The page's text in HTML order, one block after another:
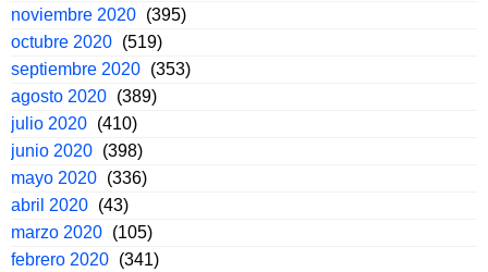
noviembre 2020 (395)
octubre 2020 (519)
septiembre 2020 (353)
agosto 2020 (389)
julio 2020 (410)
junio 2020 (398)
mayo 2020 (336)
abril 2020 (43)
marzo 2020 (105)
febrero 2020 (341)